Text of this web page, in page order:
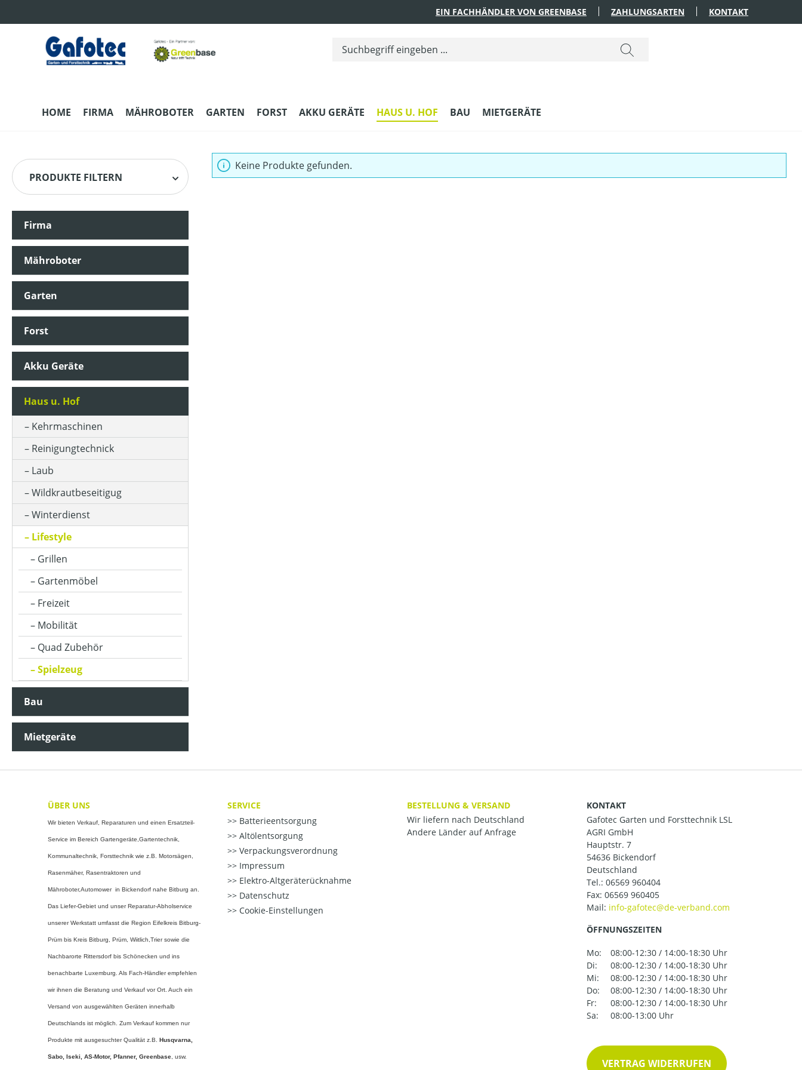
EIN FACHHÄNDLER VON GREENBASE ZAHLUNGSARTEN KONTAKT
HOME FIRMA MÄHROBOTER GARTEN FORST AKKU GERÄTE HAUS U. HOF BAU MIETGERÄTE
PRODUKTE FILTERN
Firma
Mähroboter
Garten
Forst
Akku Geräte
Haus u. Hof
Kehrmaschinen
Reinigungtechnick
Laub
Wildkrautbeseitigug
Winterdienst
Lifestyle
Grillen
Gartenmöbel
Freizeit
Mobilität
Quad Zubehör
Spielzeug
Bau
Mietgeräte
Keine Produkte gefunden.
ÜBER UNS
Wir bieten Verkauf, Reparaturen und einen Ersatzteil-
Service im Bereich Gartengeräte,Gartentechnik,
Kommunaltechnik, Forsttechnik wie z.B. Motorsägen,
Rasenmäher, Rasentraktoren und
Mähroboter,Automower in Bickendorf nahe Bitburg an.
Das Liefer-Gebiet und unser Reparatur-Abholservice
unserer Werkstatt umfasst die Region Eifelkreis Bitburg-
Prüm bis Kreis Bitburg, Prüm, Wiitlich,Trier sowie die
Nachbarorte Rittersdorf bis Schönecken und ins
benachbarte Luxemburg. Als Fach-Händler empfehlen
wir ihnen die Beratung und Verkauf vor Ort. Auch ein
Versand von ausgewählten Geräten innerhalb
Deutschlands ist möglich. Zum Verkauf kommen nur
Produkte mit ausgesuchter Qualität z.B. Husqvarna,
Sabo, Iseki, AS-Motor, Pfanner, Greenbase , usw.
SERVICE
Batterieentsorgung
Altölentsorgung
Verpackungsverordnung
Impressum
Elektro-Altgeräterücknahme
Datenschutz
Cookie-Einstellungen
BESTELLUNG & VERSAND
Wir liefern nach Deutschland
Andere Länder auf Anfrage
KONTAKT
Gafotec Garten und Forsttechnik LSL
AGRI GmbH
Hauptstr. 7
54636 Bickendorf
Deutschland
Tel.: 06569 960404
Fax: 06569 960405
Mail:
ÖFFNUNGSZEITEN
Mo:
08:00-12:30 / 14:00-18:30 Uhr
Di:
08:00-12:30 / 14:00-18:30 Uhr
Mi:
08:00-12:30 / 14:00-18:30 Uhr
Do:
08:00-12:30 / 14:00-18:30 Uhr
Fr:
08:00-12:30 / 14:00-18:30 Uhr
Sa:
08:00-13:00 Uhr
VERTRAG WIDERRUFEN